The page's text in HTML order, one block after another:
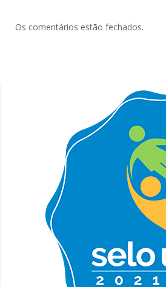
Os comentários estão fechados.